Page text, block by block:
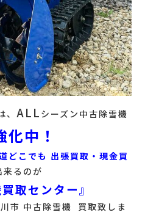
ALL シーズン中古除雪機
化中！
道どこでも 出張買取・現金買
来るのが
取センター』
市 中古除雪機 買取致しま